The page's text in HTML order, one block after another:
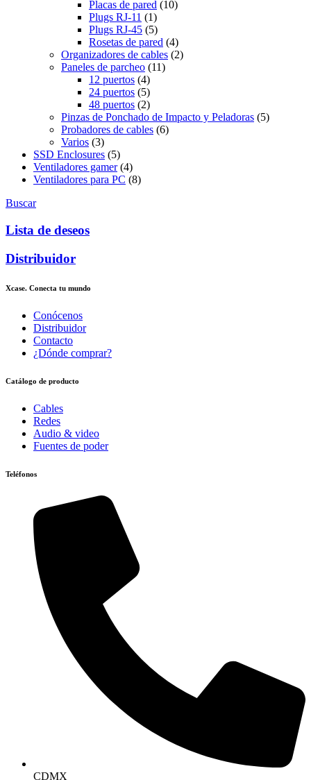
Placas de pared (10)
Plugs RJ-11 (1)
Plugs RJ-45 (5)
Rosetas de pared (4)
Organizadores de cables (2)
Paneles de parcheo (11)
12 puertos (4)
24 puertos (5)
48 puertos (2)
Pinzas de Ponchado de Impacto y Peladoras (5)
Probadores de cables (6)
Varios (3)
SSD Enclosures (5)
Ventiladores gamer (4)
Ventiladores para PC (8)
Buscar
Lista de deseos
Distribuidor
Xcase. Conecta tu mundo
Conócenos
Distribuidor
Contacto
¿Dónde comprar?
Catálogo de producto
Cables
Redes
Audio & video
Fuentes de poder
Teléfonos
CDMX